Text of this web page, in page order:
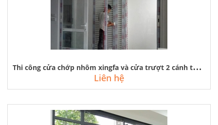
T
hi công cửa chớp nhôm xingfa và cửa trượt 2 cánh tại riverside garden
Liên hệ